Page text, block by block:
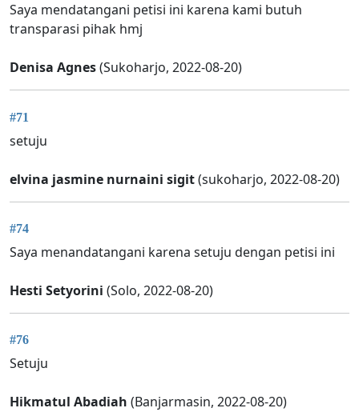
Saya mendatangani petisi ini karena kami butuh
transparasi pihak hmj
Denisa Agnes(Sukoharjo, 2022-08-20)
#71
setuju
elvina jasmine nurnaini sigit(sukoharjo, 2022-08-20)
#74
Saya menandatangani karena setuju dengan petisi ini
Hesti Setyorini (Solo, 2022-08-20)
#76
Setuju
Hikmatul Abadiah (Banjarmasin, 2022-08-20)